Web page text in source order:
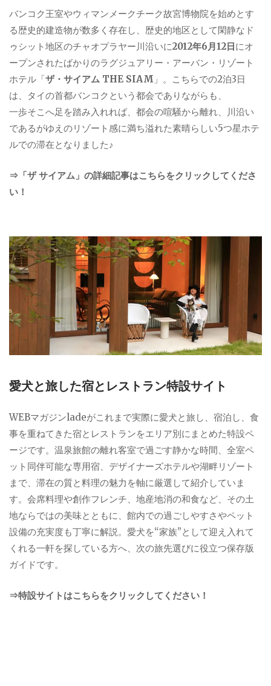
バンコク王室やウィマンメークチーク故宮博物院を始めとす
る歴史的建造物が数多く存在し、歴史的地区として閑静なド
ゥシット地区のチャオプラヤー川沿いに2012年6月12日にオ
ープンされたばかりのラグジュアリー・アーバン・リゾート
ホテル「ザ・サイアム THE SIAM 」。こちらでの2泊3日
は、タイの首都バンコクという都会でありながらも、
一歩そこへ足を踏み入れれば、都会の喧騒から離れ、川沿い
であるがゆえのリゾート感に満ち溢れた素晴らしい5つ星ホテ
ルでの滞在となりました♪
⇒「ザ サイアム」の詳細記事はこちらをクリックしてくださ
い！
愛犬と旅した宿とレストラン特設サイト
WEBマガジンladeがこれまで実際に愛犬と旅し、宿泊し、食
事を重ねてきた宿とレストランをエリア別にまとめた特設ペ
ージです。温泉旅館の離れ客室で過ごす静かな時間、全室ペ
ット同伴可能な専用宿、デザイナーズホテルや湖畔リゾート
まで、滞在の質と料理の魅力を軸に厳選して紹介していま
す。会席料理や創作フレンチ、地産地消の和食など、その土
地ならではの美味とともに、館内での過ごしやすさやペット
設備の充実度も丁寧に解説。愛犬を“家族”として迎え入れて
くれる一軒を探している方へ、次の旅先選びに役立つ保存版
ガイドです。
⇒特設サイトはこちらをクリックしてください！